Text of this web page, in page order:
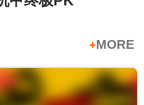
+MORE